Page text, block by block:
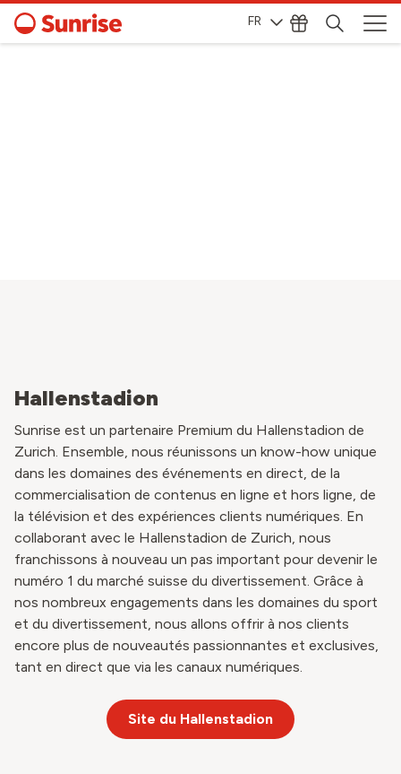
FR
Hallenstadion
Sunrise est un partenaire Premium du Hallenstadion de
Zurich. Ensemble, nous réunissons un know-how unique
dans les domaines des événements en direct, de la
commercialisation de contenus en ligne et hors ligne, de
la télévision et des expériences clients numériques. En
collaborant avec le Hallenstadion de Zurich, nous
franchissons à nouveau un pas important pour devenir le
numéro 1 du marché suisse du divertissement. Grâce à
nos nombreux engagements dans les domaines du sport
et du divertissement, nous allons offrir à nos clients
encore plus de nouveautés passionnantes et exclusives,
tant en direct que via les canaux numériques.
Site du Hallenstadion